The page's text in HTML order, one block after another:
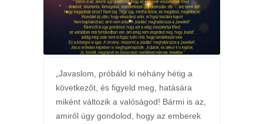
„Javaslom, próbáld ki néhány hétig a
következőt, és figyeld meg, hatására
miként változik a valóságod! Bármi is az,
amiről úgy gondolod, hogy az emberek